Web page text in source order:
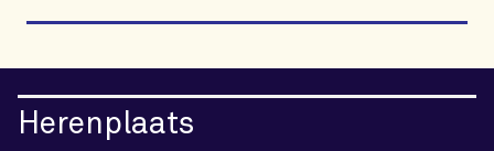
Herenplaats